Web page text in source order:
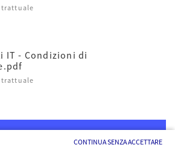
CONTINUA SENZA ACCETTARE
IT - Condizioni di